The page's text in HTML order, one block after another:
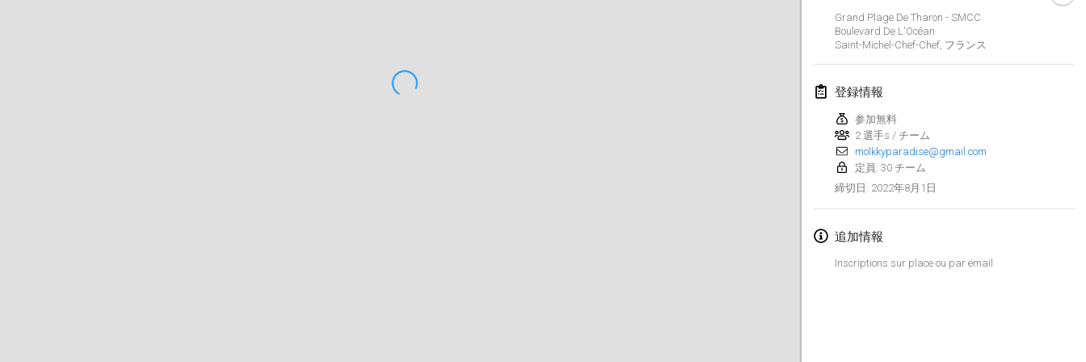
Grand Plage De Tharon - SMCC
Boulevard De L'Océan
Saint-Michel-Chef-Chef, フランス
登録情報
参加無料
2 選手s / チーム
molkkyparadise@gmail.com
定員: 30 チーム
締切日 : 2022年8月1日
追加情報
Inscriptions sur place ou par email
2022年2月
MS v MÖLKPARKURU
2022年2月4日
TangoMölkky
2022年2月5日|フィンランド
Yamagata Tournament